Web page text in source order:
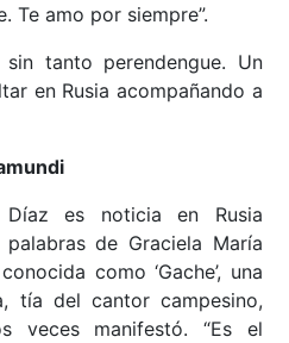
Te amo por siempre”.
sin tanto perendengue. Un
en Rusia acompañando a
Díaz es noticia en Rusia
de Graciela María
como ‘Gache’, una
tía del cantor campesino,
veces manifestó. “Es el